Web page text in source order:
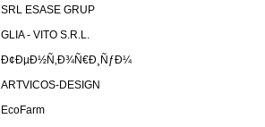
SRL ESASE GRUP
GLIA - VITO S.R.L.
Ð¢ÐµÐ½Ñ‚Ð¾Ñ€Ð¸ÑƒÐ¼
ARTVICOS-DESIGN
EcoFarm